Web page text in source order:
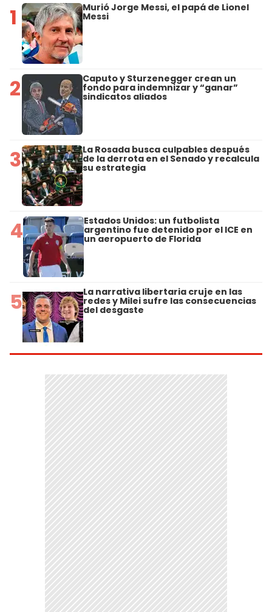
1 Murió Jorge Messi, el papá de Lionel
Messi
2 Caputo y Sturzenegger crean un
fondo para indemnizar y “ganar”
sindicatos aliados
3 La Rosada busca culpables después
de la derrota en el Senado y recalcula
su estrategia
4 Estados Unidos: un futbolista
argentino fue detenido por el ICE en
un aeropuerto de Florida
5 La narrativa libertaria cruje en las
redes y Milei sufre las consecuencias
del desgaste